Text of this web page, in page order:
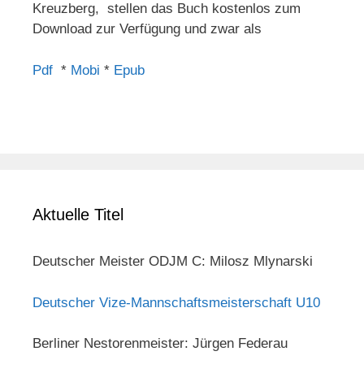
Kreuzberg, stellen das Buch kostenlos zum
Download zur Verfügung und zwar als
Pdf * Mobi * Epub
Aktuelle Titel
Deutscher Meister ODJM C: Milosz Mlynarski
Deutscher Vize-Mannschaftsmeisterschaft U10
Berliner Nestorenmeister: Jürgen Federau